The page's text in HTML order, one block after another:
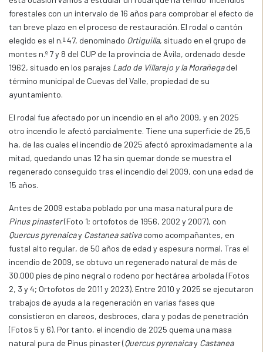
forestales con un intervalo de 16 años para comprobar el efecto de
tan breve plazo en el proceso de restauración. El rodal o cantón
elegido es el n.º 47, denominado Ortiguilla, situado en el grupo de
montes n.º 7 y 8 del CUP de la provincia de Ávila, ordenado desde
1962, situado en los parajes Lado de Villarejo y la Morañegadel
término municipal de Cuevas del Valle, propiedad de su
ayuntamiento.
El rodal fue afectado por un incendio en el año 2009, y en 2025
otro incendio le afectó parcialmente. Tiene una superficie de 25,5
ha, de las cuales el incendio de 2025 afectó aproximadamente a la
mitad, quedando unas 12 ha sin quemar donde se muestra el
regenerado conseguido tras el incendio del 2009, con una edad de
15 años.
Antes de 2009 estaba poblado por una masa natural pura de
Pinus pinaster(Foto 1; ortofotos de 1956, 2002 y 2007), con
Quercus pyrenaicay Castanea sativacomo acompañantes, en
fustal alto regular, de 50 años de edad y espesura normal. Tras el
incendio de 2009, se obtuvo un regenerado natural de más de
30.000 pies de pino negral o rodeno por hectárea arbolada (Fotos
2, 3 y 4; Ortofotos de 2011 y 2023). Entre 2010 y 2025 se ejecutaron
trabajos de ayuda a la regeneración en varias fases que
consistieron en clareos, desbroces, clara y podas de penetración
(Fotos 5 y 6). Por tanto, el incendio de 2025 quema una masa
natural pura de Pinus pinaster (Quercus pyrenaicay Castanea